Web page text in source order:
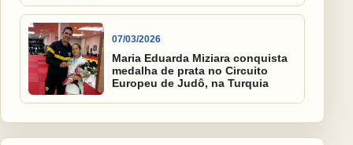
07/03/2026
Maria Eduarda Miziara conquista
medalha de prata no Circuito
Europeu de Judô, na Turquia